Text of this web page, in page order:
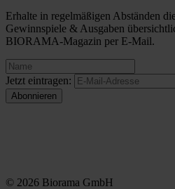
Erhalte in regelmäßigen Abständen
Gewinnspiele & Ausgaben
BIORAMA-Magazin per E-Mail.
Jetzt eintragen:
© 2026 Biorama GmbH